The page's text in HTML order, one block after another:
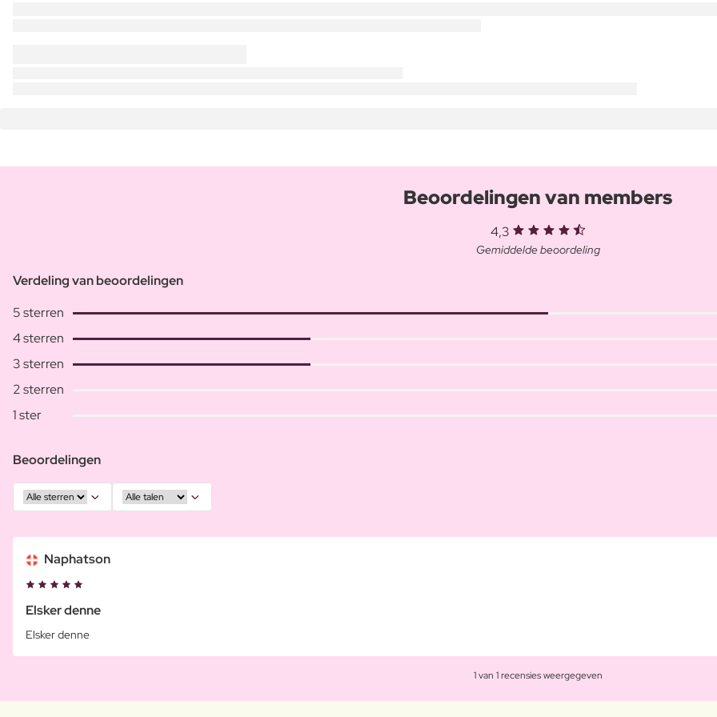
Beoordelingen van members
4,3
Gemiddelde beoordeling
Verdeling van beoordelingen
5 sterren
4 sterren
3 sterren
2 sterren
1 ster
Beoordelingen
Naphatson
Elsker denne
Elsker denne
1 van 1 recensies weergegeven